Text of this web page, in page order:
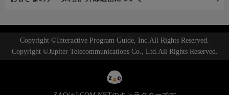
Copyright ©Interactive Program Guide, Inc.All Rights Reserved.
Copyright ©Jupiter Telecommunications Co., Ltd.All Rights Reserved.